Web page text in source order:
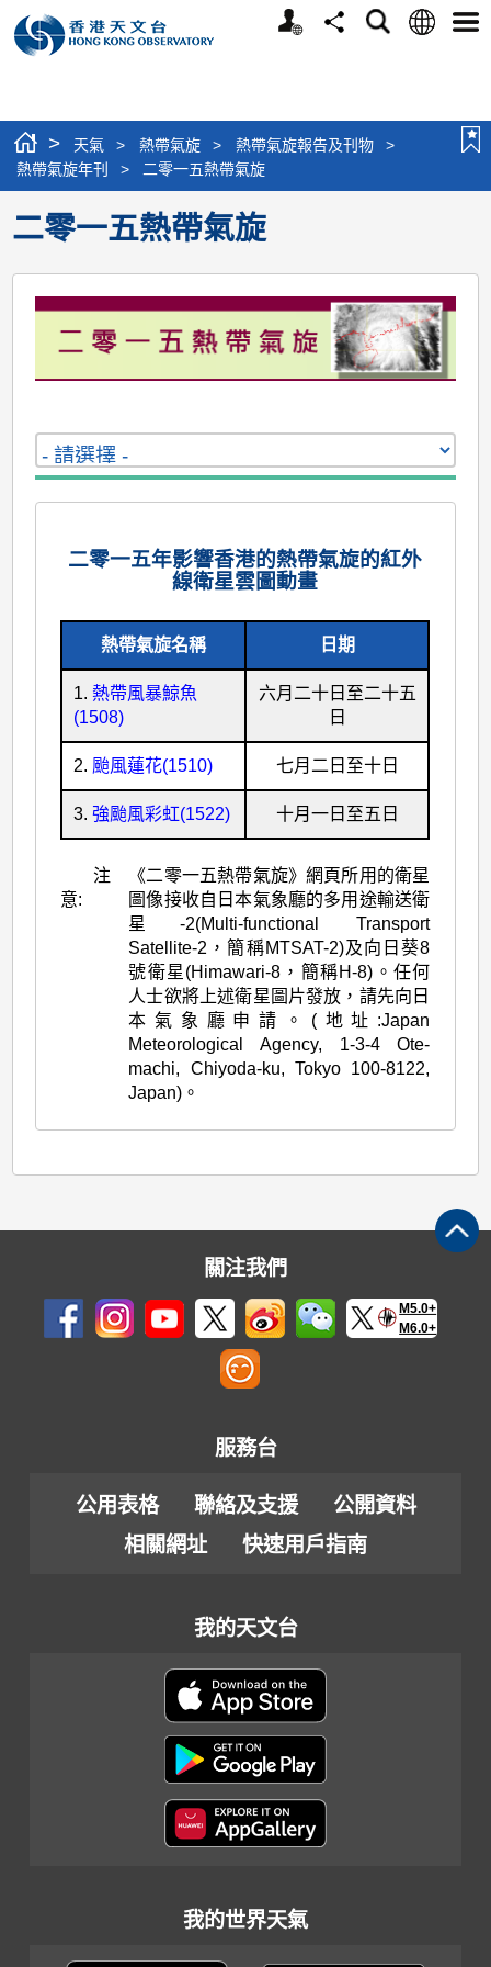
個
分
搜
語
選
> 天氣 > 熱帶氣旋 > 熱帶氣旋報告及刊物
>
熱帶氣旋年刊
> 二零一五熱帶氣旋
二零一五熱帶氣旋
二零一五年影響香港的熱帶氣旋的紅外
線衛星雲圖動畫
熱帶氣旋名稱 日期
1. 熱帶風暴鯨魚
(1508)
六月二十日至二十五
日
2. 颱風蓮花(1510) 七月二日至十日
3.強颱風彩虹(1522) 十月一日至五日
注
意:
《二零一五熱帶氣旋》網頁所用的衛星
圖像接收自日本氣象廳的多用途輸送衛
星-2(Multi-functional Transport
Satellite-2，簡稱MTSAT-2)及向日葵8
號衛星(Himawari-8，簡稱H-8)。任何
人士欲將上述衛星圖片發放，請先向日
本氣象廳申請。(地址:Japan
Meteorological Agency, 1-3-4 Ote-
machi, Chiyoda-ku, Tokyo 100-8122,
Japan)。
關注我們
M5.0+
M6.0+
服務台
公用表格 聯絡及支援
公開資料
相關網址
快速用戶指南
我的天文台
我的世界天氣